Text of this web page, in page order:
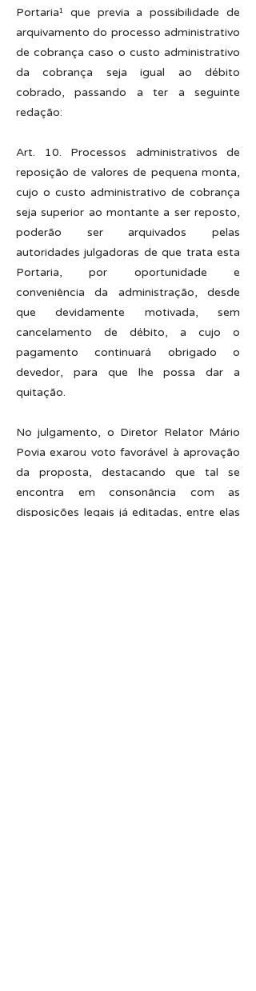
Portaria¹ que previa a possibilidade de
arquivamento do processo administrativo
de cobrança caso o custo administrativo
da cobrança seja igual ao débito
cobrado, passando a ter a seguinte
redação:
Art. 10. Processos administrativos de
reposição de valores de pequena monta,
cujo o custo administrativo de cobrança
seja superior ao montante a ser reposto,
poderão ser arquivados pelas
autoridades julgadoras de que trata esta
Portaria, por oportunidade e
conveniência da administração, desde
que devidamente motivada, sem
cancelamento de débito, a cujo o
pagamento continuará obrigado o
devedor, para que lhe possa dar a
quitação.
No julgamento, o Diretor Relator Mário
Povia exarou voto favorável à aprovação
da proposta, destacando que tal se
encontra em consonância com as
disposições legais já editadas, entre elas